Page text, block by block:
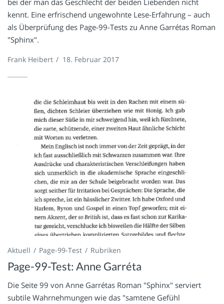
bei der man das Geschlecht der beiden Liebenden nicht
kennt. Eine erfrischend ungewohnte Lese-Erfahrung – auch
als Überprüfung des Page-99-Tests zu Anne Garrétas Roman
"Sphinx".
Frank Heibert / 18. Februar 2017
Aktuell Page-99-Test Rubriken
Page-99-Test: Anne Garréta
Die Seite 99 von Anne Garrétas Roman "Sphinx" serviert
subtile Wahrnehmungen wie das "samtene Gefühl